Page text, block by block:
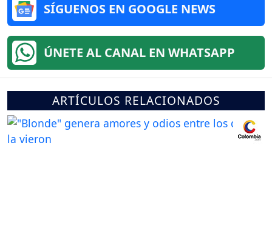
SÍGUENOS EN GOOGLE NEWS
ÚNETE AL CANAL EN WHATSAPP
ARTÍCULOS RELACIONADOS